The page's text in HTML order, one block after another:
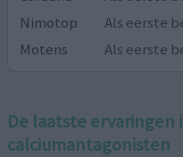
Nimotop
Als eerste
Motens
Als eerste
De laatste ervaringen
calciumantagonisten